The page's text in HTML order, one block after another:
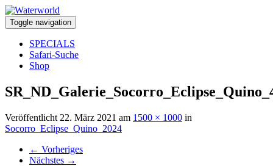
Toggle navigation
SPECIALS
Safari-Suche
Shop
Veröffentlicht 22. März 2021 am 1500 × 1000 in
Socorro_Eclipse_Quino_2024
← Vorheriges
Nächstes →